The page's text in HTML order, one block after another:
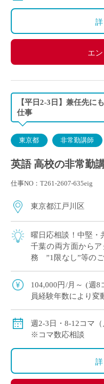
エ
【平日2-3日】兼任先に
仕事
東京都 非常勤講師
英語 高校の非常勤
仕事NO：T261-2607-635eig
東京都江戸川区
曜日応相談！中堅・
千葉の両方面から
務 ”1限なし”等の
104,000円/月～ (週
員経験年数により変
員経験年数により変
週2-3日・8-12コマ（
※コマ数応相談